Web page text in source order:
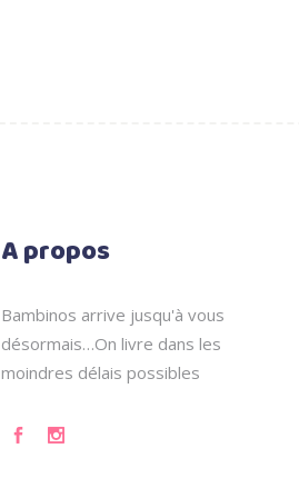
A propos
Bambinos arrive jusqu'à vous
désormais…On livre dans les
moindres délais possibles